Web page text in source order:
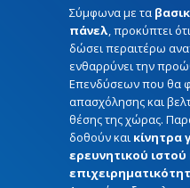
Σύμφωνα με τα
πάνελ, προκύπτει
δώσει περαιτέρω
ενθαρρύνει την
Επενδύσεων που θα
απασχόλησης και
θέσης της χώρας.
δοθούν και κίνητρα
ερευνητικού ιστού